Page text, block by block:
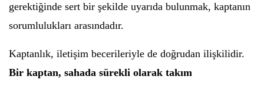
gerektiğinde sert bir şekilde uyarıda bulunmak, kaptanın
sorumlulukları arasındadır.
Kaptanlık, iletişim becerileriyle de doğrudan ilişkilidir.
Bir kaptan, sahada sürekli olarak takım